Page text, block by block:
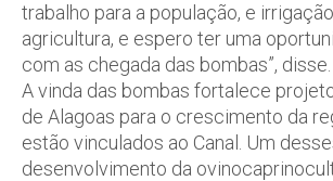
trabalho para a população, e
agricultura, e espero ter uma
com as chegada das bombas”, disse.
A vinda das bombas fortalece
de Alagoas para o crescimento da
estão vinculados ao Canal. Um
desenvolvimento da